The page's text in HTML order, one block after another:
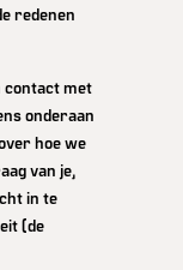
redenen
contact met
onderaan
hoe we
van je,
in te
(de